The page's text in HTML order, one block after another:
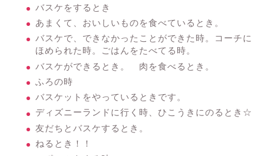
バスケをするとき
あまくて、おいしいものを食べているとき。
バスケで、できなかったことができた時。コーチに
ほめられた時。ごはんをたべてる時。
バスケができるとき。 肉を食べるとき。
ふろの時
バスケットをやっているときです。
ディズニーランドに行く時、ひこうきにのるとき☆
友だちとバスケするとき。
ねるとき！！